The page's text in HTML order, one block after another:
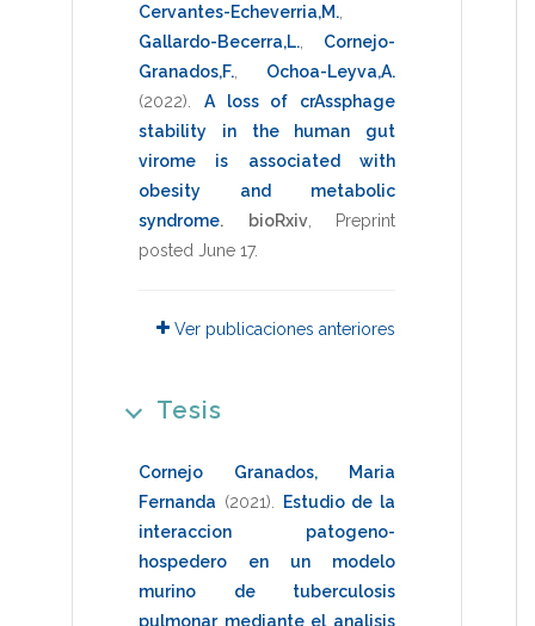
Cervantes-Echeverria,M.
Gallardo-Becerra,L.
Cornejo-
Granados,F.
Ochoa-Leyva,A.
(2022)
A loss of crAssphage
stability in the human gut
virome is associated with
obesity and metabolic
syndrome. bioRxiv, Preprint
posted June 17.
Ver publicaciones anteriores
Tesis
Cornejo Granados, Maria
Fernanda (2021)
Estudio de la
interaccion patogeno-
hospedero en un modelo
murino de tuberculosis
pulmonar mediante el analisis